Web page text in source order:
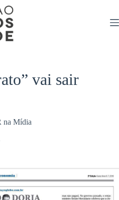
vai sair
na Mídia